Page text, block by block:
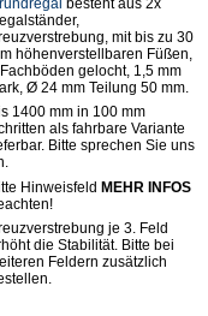
besteht aus 2x
mit bis zu 30
höhenverstellbaren Füßen,
gelocht, 1,5 mm
Ø 24 mm Teilung 50 mm.
1400 mm in 100 mm
als fahrbare Variante
Bitte sprechen Sie uns
Hinweisfeld MEHR INFOS
je 3. Feld
die Stabilität. Bitte bei
Feldern zusätzlich